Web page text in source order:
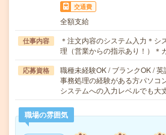
交通費
全額支給
仕事内容
＊注文内容のシステム入力＊シ
理（営業からの指示あり！）
応募資格
職種未経験OK / ブランクOK /
事務処理の経験がある方パソコ
システムへの入力レベルでも大
職場の雰囲気